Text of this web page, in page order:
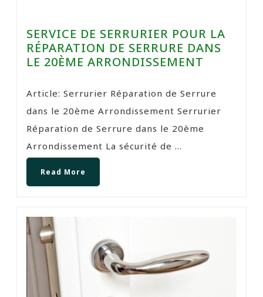
SERVICE DE SERRURIER POUR LA
RÉPARATION DE SERRURE DANS
LE 20ÈME ARRONDISSEMENT
Article: Serrurier Réparation de Serrure
dans le 20ème Arrondissement Serrurier
Réparation de Serrure dans le 20ème
Arrondissement La sécurité de ...
Read More